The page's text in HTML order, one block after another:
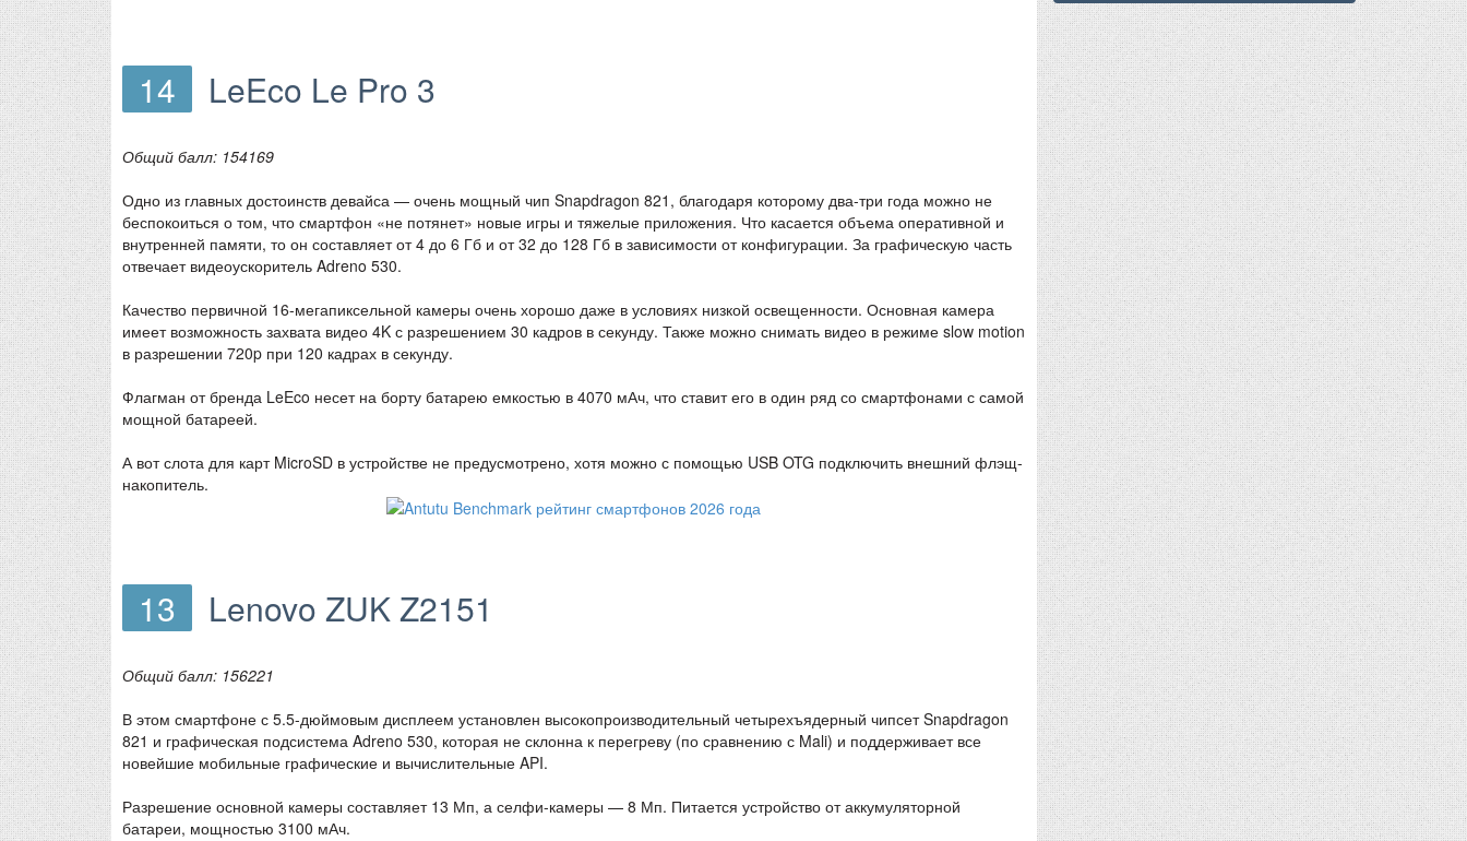
14 LeEco Le Pro 3
Общий балл: 154169
Одно из главных достоинств девайса — очень мощный чип Snapdragon 821, благодаря которому два-три года можно не
беспокоиться о том, что смартфон «не потянет» новые игры и тяжелые приложения. Что касается объема оперативной и
внутренней памяти, то он составляет от 4 до 6 Гб и от 32 до 128 Гб в зависимости от конфигурации. За графическую часть
отвечает видеоускоритель Adreno 530.
Качество первичной 16-мегапиксельной камеры очень хорошо даже в условиях низкой освещенности. Основная камера
имеет возможность захвата видео 4K с разрешением 30 кадров в секунду. Также можно снимать видео в режиме slow motion
в разрешении 720p при 120 кадрах в секунду.
Флагман от бренда LeEco несет на борту батарею емкостью в 4070 мАч, что ставит его в один ряд со смартфонами с самой
мощной батареей.
А вот слота для карт MicroSD в устройстве не предусмотрено, хотя можно с помощью USB OTG подключить внешний флэщ-
накопитель.
13 Lenovo ZUK Z2151
Общий балл: 156221
В этом смартфоне с 5.5-дюймовым дисплеем установлен высокопроизводительный четырехъядерный чипсет Snapdragon
821 и графическая подсистема Adreno 530, которая не склонна к перегреву (по сравнению с Mali) и поддерживает все
новейшие мобильные графические и вычислительные API.
Разрешение основной камеры составляет 13 Мп, а селфи-камеры — 8 Мп. Питается устройство от аккумуляторной
батареи, мощностью 3100 мАч.